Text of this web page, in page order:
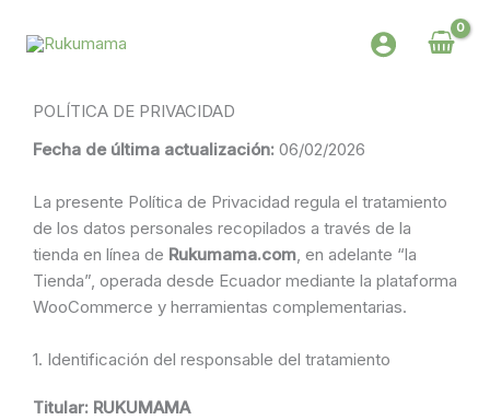
POLÍTICA DE PRIVACIDAD
Fecha de última actualización: 06/02/2026
La presente Política de Privacidad regula el tratamiento
de los datos personales recopilados a través de la
tienda en línea de Rukumama.com , en adelante “la
Tienda”, operada desde Ecuador mediante la plataforma
WooCommerce y herramientas complementarias.
1. Identificación del responsable del tratamiento
Titular: RUKUMAMA